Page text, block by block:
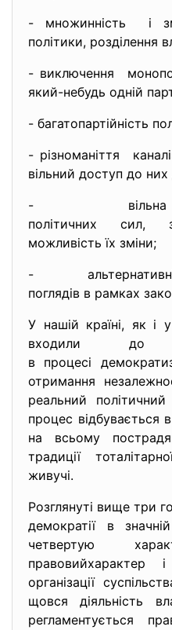
- множинність і
політики, розділення
- виключення
який-небудь одній
- багатопартійність
- різноманіття
вільний доступ до них
- вільна
політичних сил,
можливість їх зміни;
-
поглядів в рамках
У нашій країні, як і
входили до
в процесі
отримання
реальний
процес відбувається
на всьому
традиції
живучі.
Розглянуті вище три
демократії в
четвертую
організації
щовся діяльність
регламентується